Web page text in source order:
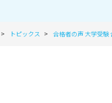
トピックス 合格者の声 大学受験